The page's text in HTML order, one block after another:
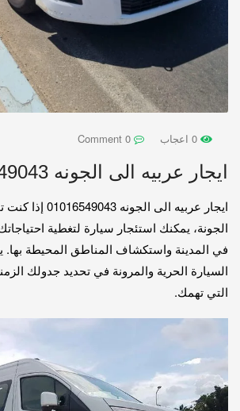
ايجار عربيه الى الجونه 01016549043
ايجار عربيه الى
الجونة، يمكنك استئجار سيارة لتغطية
في المدينة واستكشاف المناطق المحيطة بها.
السيارة الحرية والمرونة في تحديد جدولك
التي تهمك.